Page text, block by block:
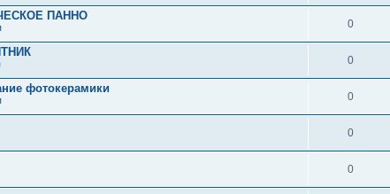
ПАННО
0
0
фотокерамики
0
0
0